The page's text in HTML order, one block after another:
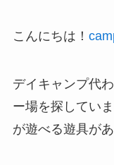
こんにちは！
デイキャンプ代
ー場を探してい
が遊べる遊具が